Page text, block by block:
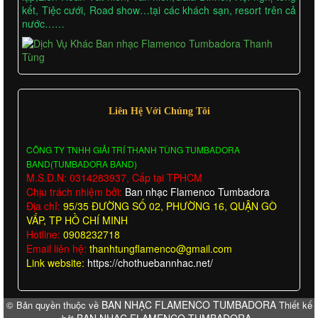
kết, Tiệc cưới, Road show…tại các khách sạn, resort trên cả
nước……
Liên Hệ Với Chúng Tôi
CÔNG TY TNHH GIẢI TRÍ THANH TÙNG TUMBADORA
BAND(TUMBADORA BAND)
M.S.D.N: 0314283937, Cấp tại TPHCM
Chịu trách nhiệm bởi: Ban nhạc Flamenco Tumbadora
Địa chỉ: 95/35 ĐƯỜNG SỐ 02, PHƯỜNG 16, QUẬN GÒ
VẤP, TP HỒ CHÍ MINH
Hotline: 0908232718
Email liên hệ: thanhtungflamenco@gmail.com
Link website: https://chothuebannhac.net/
© Bản quyền thuộc về BAN NHẠC FLAMENCO TUMBADORA Thiết kế